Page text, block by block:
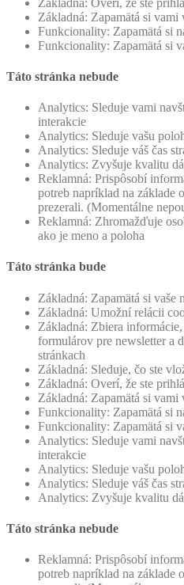
Základná: Zapamätá si
Funkcionality: Zapamätá si
Funkcionality: Zapamätá si
Táto stránka nebude
Analytics: Sleduje vami
interakcie
Analytics: Sleduje vašu
Analytics: Sleduje váš čas
Analytics: Zvyšuje kvalitu
Reklamná: Prispôsobí
potreb napríklad na základe
prezerali. (Momentálne
Reklamná: Zhromažďuje
ako je meno a poloha
Táto stránka bude
Základná: Zapamätá si vaše
Základná: Umožní relácii
Základná: Zbiera
formulárov pre newsletter a
stránkach
Základná: Sleduje, čo ste
Základná: Overí, že ste
Základná: Zapamätá si
Funkcionality: Zapamätá si
Funkcionality: Zapamätá si
Analytics: Sleduje vami
interakcie
Analytics: Sleduje vašu
Analytics: Sleduje váš čas
Analytics: Zvyšuje kvalitu
Táto stránka nebude
Reklamná: Prispôsobí
potreb napríklad na základe